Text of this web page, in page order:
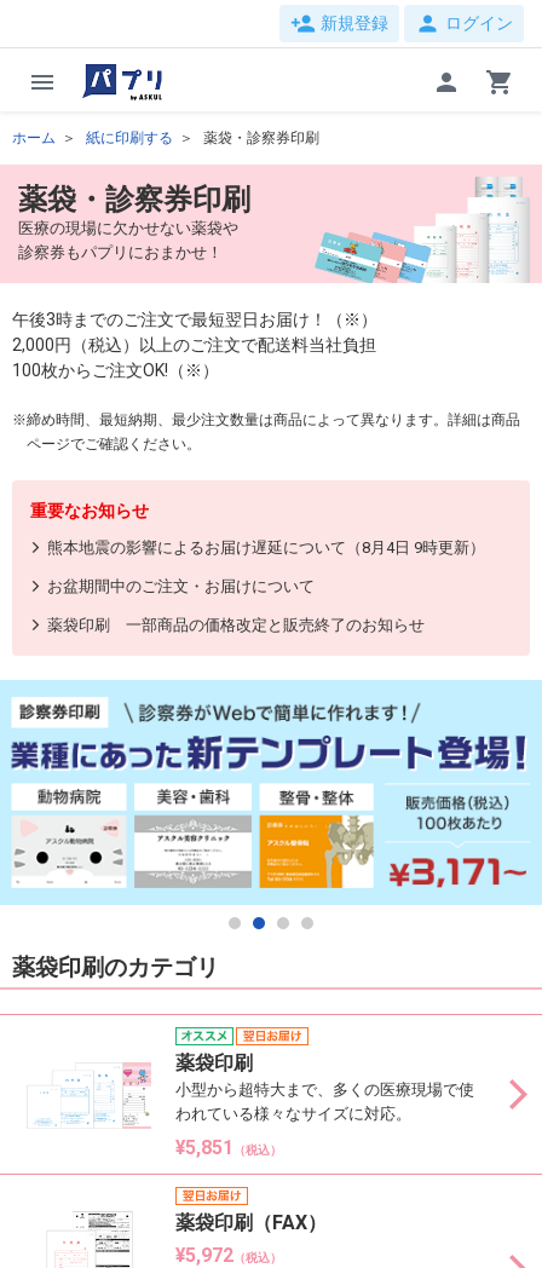
person_add 新規登録 person ログイン
menu person shopping_cart
ホーム 紙に印刷する 薬袋・診察券印刷
薬袋・診察券印刷
医療の現場に欠かせない薬袋や
診察券もパプリにおまかせ！
午後3時までのご注文で最短翌日お届け！（※）
2,000円（税込）以上のご注文で配送料当社負担
100枚からご注文OK!（※）
締め時間、最短納期、最少注文数量は商品によって異なります。詳細は商品
ページでご確認ください。
重要なお知らせ
熊本地震の影響によるお届け遅延について（8月4日 9時更新）
お盆期間中のご注文・お届けについて
薬袋印刷 一部商品の価格改定と販売終了のお知らせ
薬袋印刷のカテゴリ
薬袋印刷
小型から超特大まで、多くの医療現場で使
われている様々なサイズに対応。
¥5,851 （税込）
薬袋印刷（FAX）
¥5,972 （税込）